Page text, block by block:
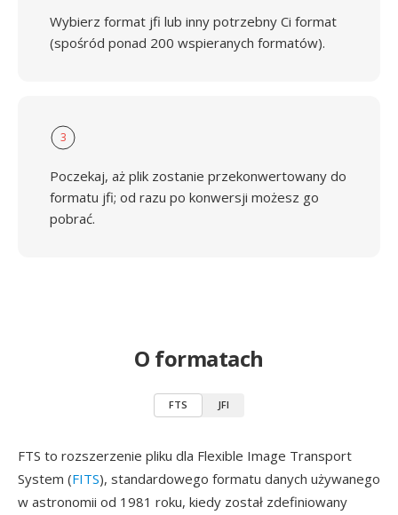
Wybierz format jfi lub inny potrzebny Ci format
(spośród ponad 200 wspieranych formatów).
3
Poczekaj, aż plik zostanie przekonwertowany do
formatu jfi; od razu po konwersji możesz go
pobrać.
O formatach
FTS JFI
FTS to rozszerzenie pliku dla Flexible Image Transport
System (FITS), standardowego formatu danych używanego
w astronomii od 1981 roku, kiedy został zdefiniowany